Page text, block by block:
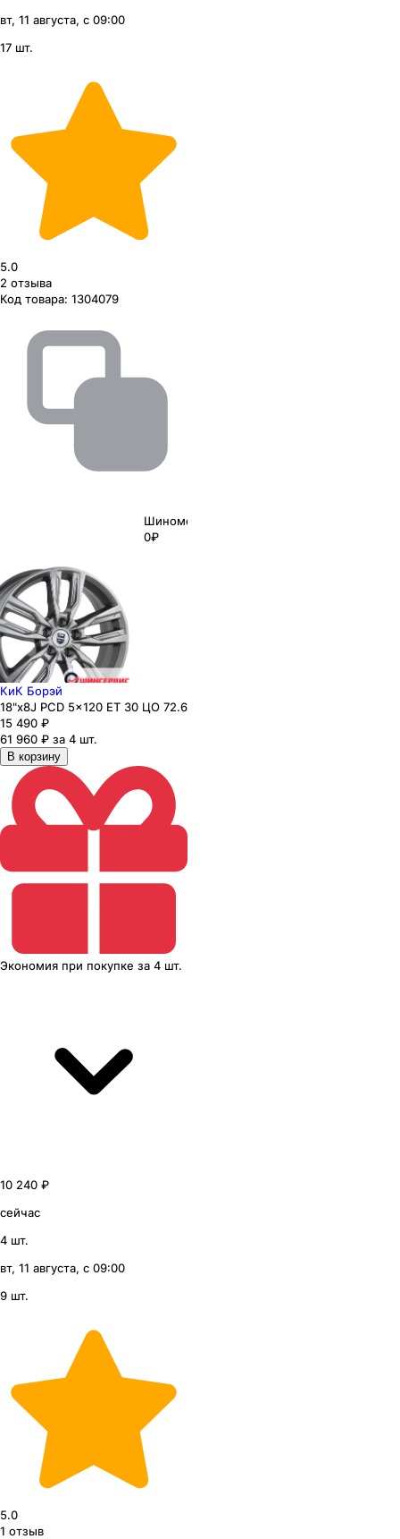
вт, 11 августа, с 09:00
17 шт.
5.0
2 отзыва
Код товара: 1304079
Шиномонтаж
0₽
КиК Борэй
18"x8J PCD 5x120 ЕТ 30 ЦО 72.6
15 490 ₽
61 960 ₽ за 4 шт.
В корзину
Экономия при покупке за 4 шт.
10 240 ₽
сейчас
4 шт.
вт, 11 августа, с 09:00
9 шт.
5.0
1 отзыв